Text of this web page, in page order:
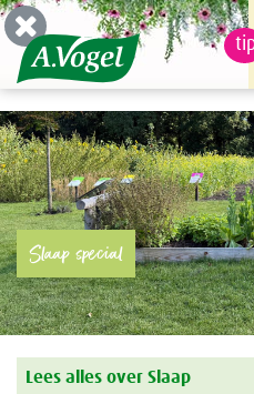
Slaap special
Lees alles over Slaap